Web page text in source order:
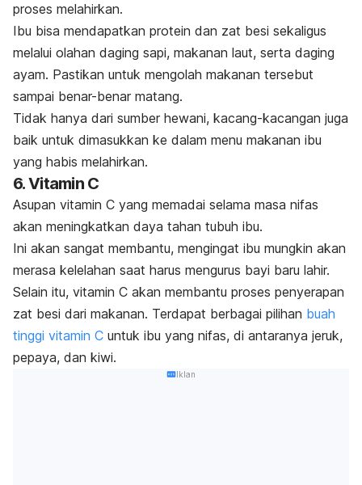
proses melahirkan.
Ibu bisa mendapatkan protein dan zat besi sekaligus
melalui olahan daging sapi, makanan laut, serta daging
ayam. Pastikan untuk mengolah makanan tersebut
sampai benar-benar matang.
Tidak hanya dari sumber hewani, kacang-kacangan juga
baik untuk dimasukkan ke dalam menu makanan ibu
yang habis melahirkan.
6. Vitamin C
Asupan vitamin C yang memadai selama masa nifas
akan meningkatkan daya tahan tubuh ibu.
Ini akan sangat membantu, mengingat ibu mungkin akan
merasa kelelahan saat harus mengurus bayi baru lahir.
Selain itu, vitamin C akan membantu proses penyerapan
zat besi dari makanan. Terdapat berbagai pilihan buah
tinggi vitamin C untuk ibu yang nifas, di antaranya jeruk,
pepaya, dan kiwi.
Iklan